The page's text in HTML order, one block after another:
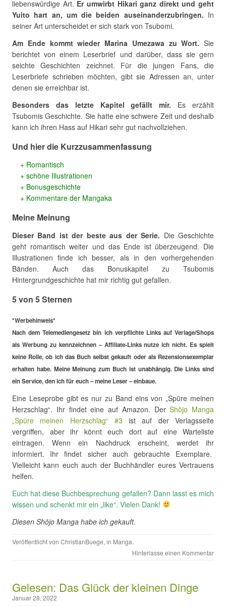
liebenswürdige Art. Er umwirbt Hikari ganz direkt und geht
Yuito hart an, um die beiden auseinanderzubringen. In
seiner Art unterscheidet er sich stark von Tsubomi.
Am Ende kommt wieder Marina Umezawa zu Wort. Sie
berichtet von einem Leserbrief und darüber, dass sie gern
seichte Geschichten zeichnet. Für die jungen Fans, die
Leserbriefe schrieben möchten, gibt sie Adressen an, unter
denen sie erreichbar ist.
Besonders das letzte Kapitel gefällt mir. Es erzählt
Tsubomis Geschichte. Sie hatte eine schwere Zeit und deshalb
kann ich ihren Hass auf Hikari sehr gut nachvollziehen.
Und hier die Kurzzusammenfassung
Romantisch
schöne Illustrationen
Bonusgeschichte
Kommentare der Mangaka
Meine Meinung
Dieser Band ist der beste aus der Serie. Die Geschichte
geht romantisch weiter und das Ende ist überzeugend. Die
Illustrationen finde ich besser, als in den vorhergehenden
Bänden. Auch das Bonuskapitel zu Tsubomis
Hintergrundgeschichte hat mir richtig gut gefallen.
5 von 5 Sternen
*Werbehinweis*
Nach dem Telemediengesetz bin ich verpflichte Links auf Verlage/Shops
als Werbung zu kennzeichnen – Affiliate-Links nutze ich nicht. Es spielt
keine Rolle, ob ich das Buch selbst gekauft oder als Rezensionsexemplar
erhalten habe. Meine Meinung zum Buch ist unabhängig. Die Links sind
ein Service, den ich für euch – meine Leser – einbaue.
Eine Leseprobe gibt es nur zu Band eins von „Spüre meinen
Herzschlag“. Ihr findet eine auf Amazon. DerShōjo Manga
„Spüre meinen Herzschlag“ #3 ist auf der Verlagsseite
vergriffen, aber ihr könnt euch dort auf eine Warteliste
eintragen. Wenn ein Nachdruck erscheint, werdet ihr
informiert. Ihr findet sicher auch gebrauchte Exemplare.
Vielleicht kann euch auch der Buchhändler eures Vertrauens
helfen.
Euch hat diese Buchbesprechung gefallen? Dann lasst es mich
wissen und schenkt mir ein „like“. Vielen Dank!
Diesen Shōjo Manga habe ich gekauft.
Veröffentlicht von ChristianBuege, in Manga.
Hinterlasse einen Kommentar
Gelesen: Das Glück der kleinen Dinge
Januar 28, 2022